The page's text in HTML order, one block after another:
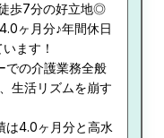
歩7分の好立地◎
ヶ月分♪年間休日
ます！
での介護業務全般
生活リズムを崩す
は4.0ヶ月分と高水